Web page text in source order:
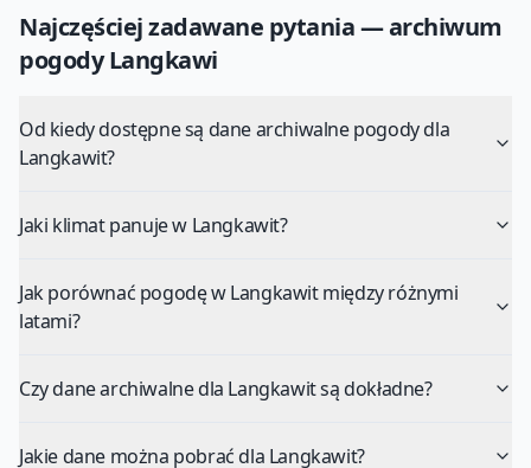
Najczęściej zadawane pytania — archiwum
pogodyLangkawi
Od kiedy dostępne są dane archiwalne pogody dla
Langkawit?
Jaki klimat panuje w Langkawit?
Jak porównać pogodę w Langkawit między różnymi
latami?
Czy dane archiwalne dla Langkawit są dokładne?
Jakie dane można pobrać dla Langkawit?